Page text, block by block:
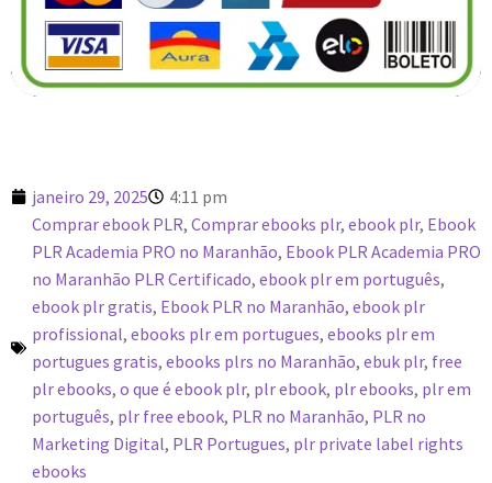
janeiro 29, 2025
4:11 pm
Comprar ebook PLR, Comprar ebooks plr, ebook plr, Ebook
PLR Academia PRO no Maranhão, Ebook PLR Academia PRO
no Maranhão PLR Certificado, ebook plr em português,
ebook plr gratis, Ebook PLR no Maranhão, ebook plr
profissional, ebooks plr em portugues, ebooks plr em
portugues gratis, ebooks plrs no Maranhão, ebuk plr, free
plr ebooks, o que é ebook plr, plr ebook, plr ebooks, plr em
português, plr free ebook, PLR no Maranhão, PLR no
Marketing Digital, PLR Portugues, plr private label rights
ebooks